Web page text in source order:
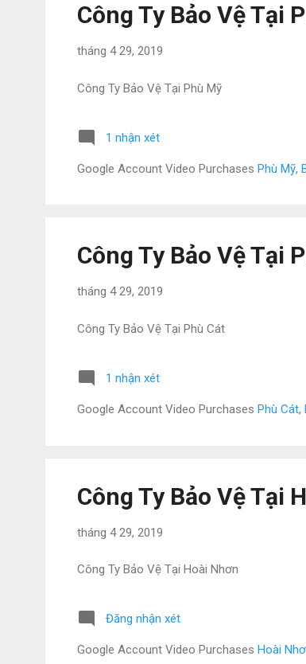
Công Ty Bảo Vệ Tại
tháng 4 29, 2019
Công Ty Bảo Vệ Tại Phù Mỹ
1 nhận xét
Google Account Video Purchases Phù Mỹ,
Công Ty Bảo Vệ Tại
tháng 4 29, 2019
Công Ty Bảo Vệ Tại Phù Cát
1 nhận xét
Google Account Video Purchases Phù Cát,
Công Ty Bảo Vệ Tại
tháng 4 29, 2019
Công Ty Bảo Vệ Tại Hoài Nhơn
Đăng nhận xét
Google Account Video Purchases Hoài